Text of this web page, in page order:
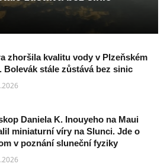
zhoršila kvalitu vody v Plzeňském
Bolevák stále zůstává bez sinic
Daniela K. Inouyeho na Maui
miniaturní víry na Slunci. Jde o
v poznání sluneční fyziky